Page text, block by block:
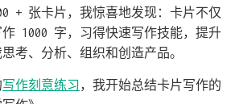
+ 张卡片，我惊喜地发现：卡片不仅
1000 字，习得快速写作技能，提升
考、分析、组织和创造产品。
写作刻意练习，我开始总结卡片写作的